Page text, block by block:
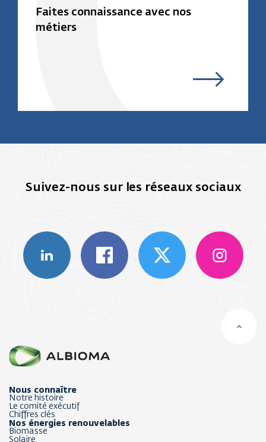
Faites connaissance avec nos
métiers
Suivez-nous sur les réseaux sociaux
Nous connaître
Notre histoire
Le comité exécutif
Chiffres clés
Nos énergies renouvelables
Biomasse
Solaire